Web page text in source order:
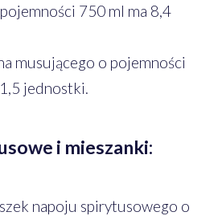
750 ml ma 8,4
musującego o pojemności
jednostki.
i mieszanki:
napoju spirytusowego o